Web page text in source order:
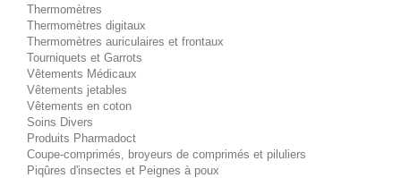
Thermomètres
Thermomètres digitaux
Thermomètres auriculaires et frontaux
Tourniquets et Garrots
Vêtements Médicaux
Vêtements jetables
Vêtements en coton
Soins Divers
Produits Pharmadoct
Coupe-comprimés, broyeurs de comprimés et piluliers
Piqûres d'insectes et Peignes à poux